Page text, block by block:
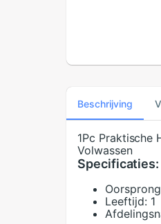
Beschrijving
1Pc Praktische
Volwassen
Specificaties:
Leeftijd: 1